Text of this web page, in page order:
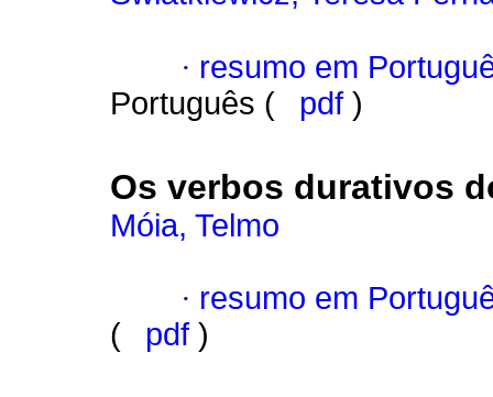
· resumo em
Português (
pdf )
Os verbos durativos
Móia, Telmo
· resumo em
(
pdf )